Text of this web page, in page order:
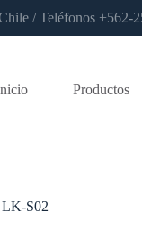
/ Teléfonos +562-
Productos
S02